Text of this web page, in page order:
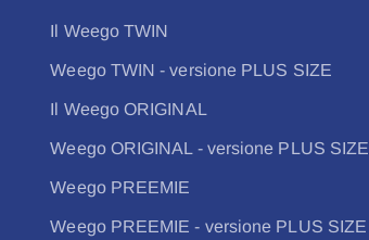
Il Weego TWIN
Weego TWIN - versione PLUS SIZE
Il Weego ORIGINAL
Weego ORIGINAL - versione PLUS SIZE
Weego PREEMIE
Weego PREEMIE - versione PLUS SIZE